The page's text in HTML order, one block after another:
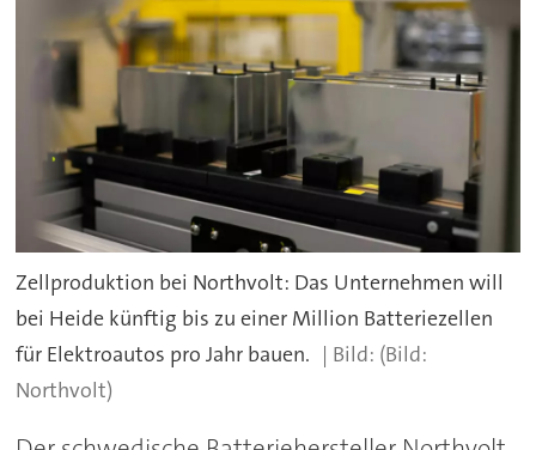
Zellproduktion bei Northvolt: Das Unternehmen will
bei Heide künftig bis zu einer Million Batteriezellen
für Elektroautos pro Jahr bauen.
(Bild:
Northvolt)